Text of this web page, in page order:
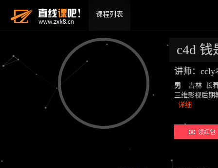
课程列表
c4d 钱
讲师：ccly
男
吉林 长
三维影视后期
详细
领红包